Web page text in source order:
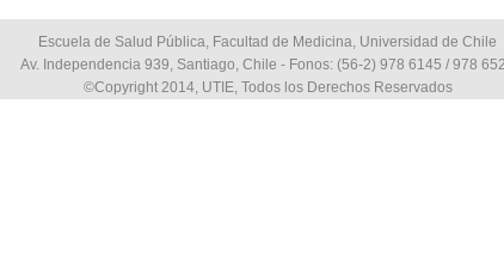
Escuela de Salud Pública, Facultad de Medicina, Universidad de Chile
Av. Independencia 939, Santiago, Chile - Fonos: (56-2) 978 6145 / 978
©Copyright 2014, UTIE, Todos los Derechos Reservados